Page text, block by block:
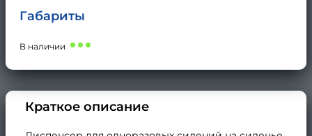
Габариты
В наличии
Краткое описание